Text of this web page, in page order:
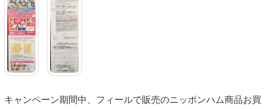
キャンペーン期間中、フィールで販売のニッポンハム商品お買